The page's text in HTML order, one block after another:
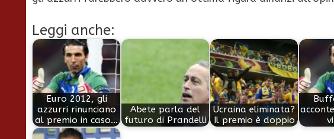
Leggi anche:
Euro 2012, gli
azzurri rinunciano
al premio in caso…
Abete parla del
futuro di Prandelli
Ucraina eliminata?
Il premio è doppio